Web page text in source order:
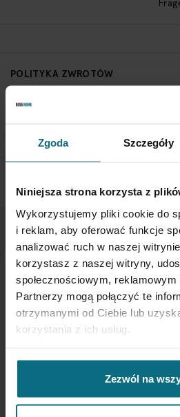
Zgoda Szczegóły
Niniejsza strona korzysta z
Wykorzystujemy pliki cookie do
i reklam, aby oferować funkcje
analizować ruch w naszej
korzystasz z naszej witryny,
społecznościowym, reklamowym
Partnerzy mogą połączyć te
otrzymanymi od Ciebie lub
korzystania z ich usług.
Zezwól na
POLITYKA ZWROTÓW
Aby zwrócić obiekt skontaktuj się z
NEWSLETTER
Jeśli chcesz otrzymywać
dotyczące oferty Desa Home -
newslettera.
Subskrybuj